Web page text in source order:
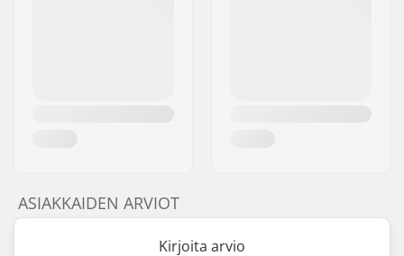
ASIAKKAIDEN ARVIOT
Kirjoita arvio